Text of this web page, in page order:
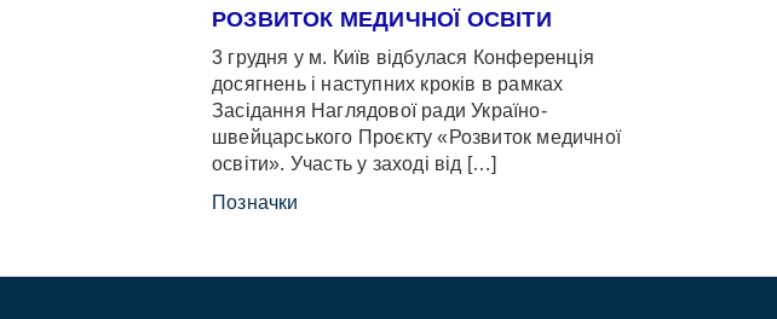
РОЗВИТОК МЕДИЧНОЇ ОСВІТИ
3 грудня у м. Київ відбулася Конференція
досягнень і наступних кроків в рамках
Засідання Наглядової ради Україно-
швейцарського Проєкту «Розвиток медичної
освіти». Участь у заході від […]
Позначки